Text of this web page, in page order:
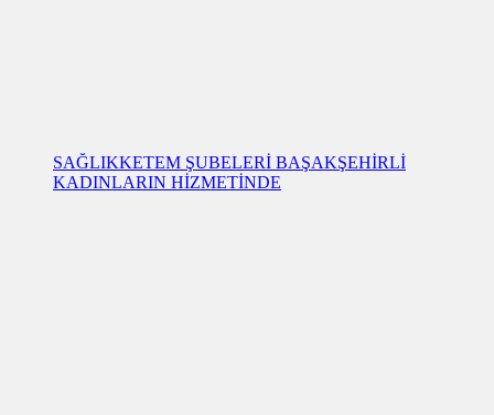
SAĞLIKKETEM ŞUBELERİ BAŞAKŞEHİRLİ
KADINLARIN HİZMETİNDE